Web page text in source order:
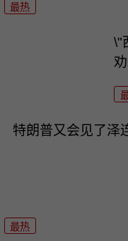
最热
\"
特朗普又会见了泽
最热